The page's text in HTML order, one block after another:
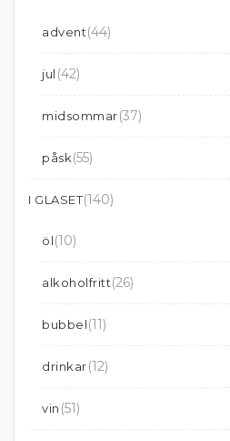
advent(44)
jul (42)
midsommar(37)
påsk(55)
I GLASET(140)
öl(10)
alkoholfritt(26)
bubbel(11)
drinkar(12)
vin (51)